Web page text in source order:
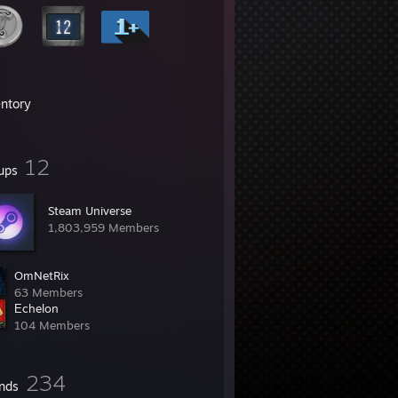
12
Steam Universe
1,803,959 Members
OmNetRix
63 Members
Еchelon
104 Members
234